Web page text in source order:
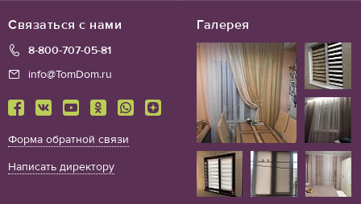
Галерея
Связаться с нами
8-800-707-05-81
info@TomDom.ru
Форма обратной связи
Написать директору